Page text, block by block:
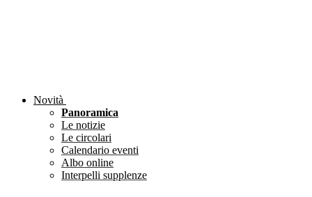
Novità
Panoramica
Le notizie
Le circolari
Calendario eventi
Albo online
Interpelli supplenze